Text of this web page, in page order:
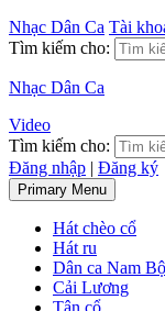
Nhạc Dân Ca Tài
Tìm kiếm cho:
Nhạc Dân Ca
Video
Tìm kiếm cho:
Đăng nhập | Đăng ký
Primary Menu
Hát chèo cổ
Hát ru
Dân ca Nam Bộ
Cải Lương
Tân cổ